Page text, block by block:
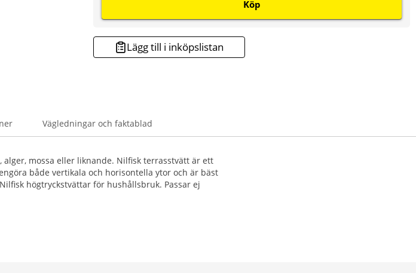
Köp
Lägg till i inköpslistan
Vägledningar och faktablad
mossa eller liknande. Nilfisk terrasstvätt är ett
både vertikala och horisontella ytor och är bäst
högtryckstvättar för hushållsbruk. Passar ej